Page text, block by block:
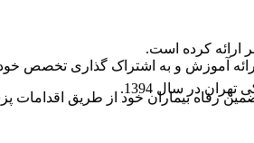
ارائه کرده است.
آموزش و به اشتراک گذاری تخصص
رفاه بیماران خود از طریق